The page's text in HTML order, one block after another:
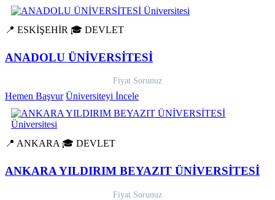
📍 ESKİŞEHİR 🎓 DEVLET
ANADOLU ÜNİVERSİTESİ
Fiyat Sorunuz
Hemen Başvur Üniversiteyi İncele
📍 ANKARA 🎓 DEVLET
ANKARA YILDIRIM BEYAZIT ÜNİVERSİTESİ
Fiyat Sorunuz